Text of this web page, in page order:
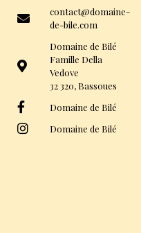
contact@domaine-
de-bile.com
Domaine de Bilé
Famille Della
Vedove
32 320, Bassoues
Domaine de Bilé
Domaine de Bilé